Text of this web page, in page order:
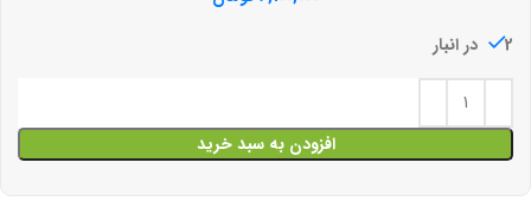
2 در انبار
افزودن به سبد خرید